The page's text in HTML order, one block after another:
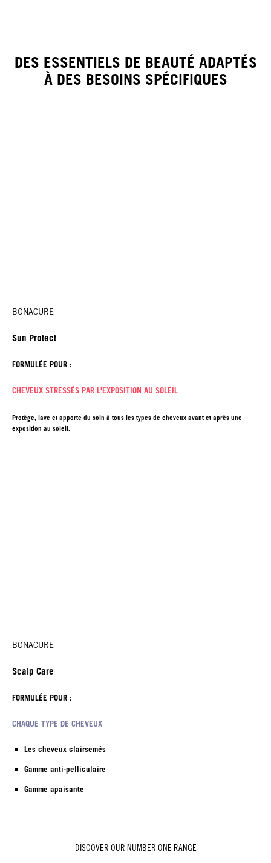
DES ESSENTIELS DE BEAUTÉ ADAPTÉS
À DES BESOINS SPÉCIFIQUES
BONACURE
Sun Protect
FORMULÉE POUR :
CHEVEUX STRESSÉS PAR L'EXPOSITION AU SOLEIL
Protège, lave et apporte du soin à tous les types de cheveux avant et après une
exposition au soleil.
BONACURE
Scalp Care
FORMULÉE POUR :
CHAQUE TYPE DE CHEVEUX
Les cheveux clairsemés
Gamme anti-pelliculaire
Gamme apaisante
DISCOVER OUR NUMBER ONE RANGE